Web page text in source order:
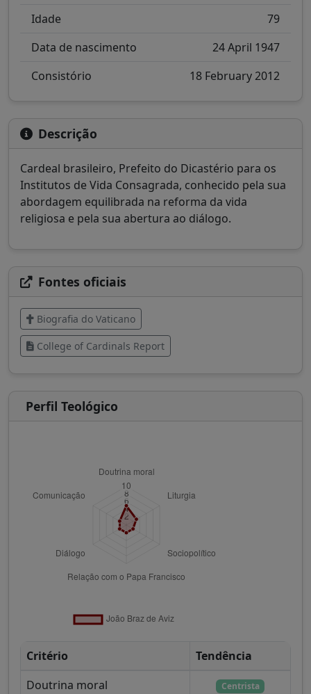
Idade
79
Data de nascimento
24 April 1947
Consistório
18 February 2012
Descrição
Cardeal brasileiro, Prefeito do Dicastério para os
Institutos de Vida Consagrada, conhecido pela sua
abordagem equilibrada na reforma da vida
religiosa e pela sua abertura ao diálogo.
Fontes oficiais
Biografia do Vaticano
College of Cardinals Report
Perfil Teológico
Critério
Tendência
Doutrina moral
Centrista